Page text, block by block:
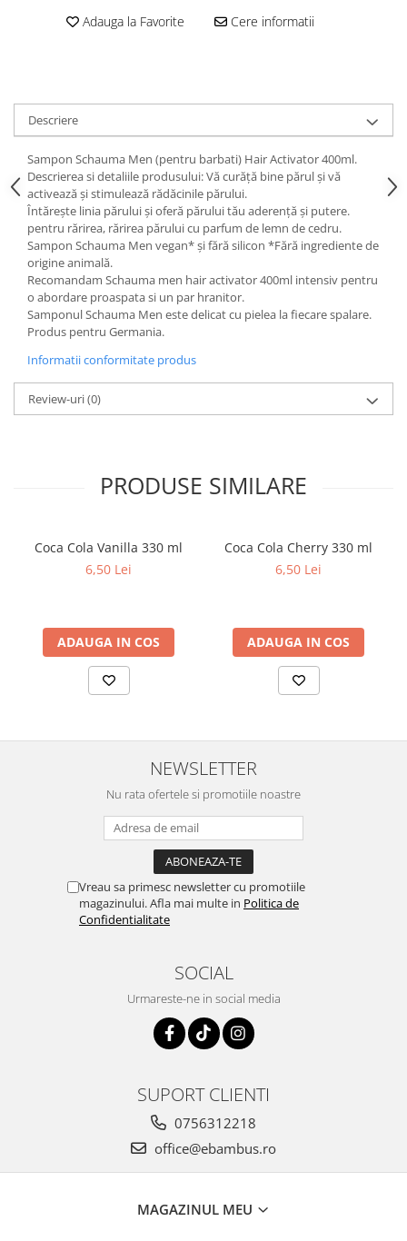
Adauga la Favorite Cere informatii
Descriere
Sampon Schauma Men (pentru barbati) Hair Activator 400ml.
Descrierea si detaliile produsului: Vă curăță bine părul și vă
activează și stimulează rădăcinile părului.
Întărește linia părului și oferă părului tău aderență și putere.
pentru rărirea, rărirea părului cu parfum de lemn de cedru.
Sampon Schauma Men vegan* și fără silicon *Fără ingrediente de
origine animală.
Recomandam Schauma men hair activator 400ml intensiv pentru
o abordare proaspata si un par hranitor.
Samponul Schauma Men este delicat cu pielea la fiecare spalare.
Produs pentru Germania.
Informatii conformitate produs
Review-uri(0)
PRODUSE SIMILARE
Coca Cola Vanilla 330 ml
6,50 Lei
ADAUGA IN COS
Coca Cola Cherry 330 ml
6,50 Lei
ADAUGA IN COS
NEWSLETTER
Nu rata ofertele si promotiile noastre
Vreau sa primesc newsletter cu promotiile
magazinului. Afla mai multe in Politica de
Confidentialitate
SOCIAL
Urmareste-ne in social media
SUPORT CLIENTI
0756312218
office@ebambus.ro
MAGAZINUL MEU